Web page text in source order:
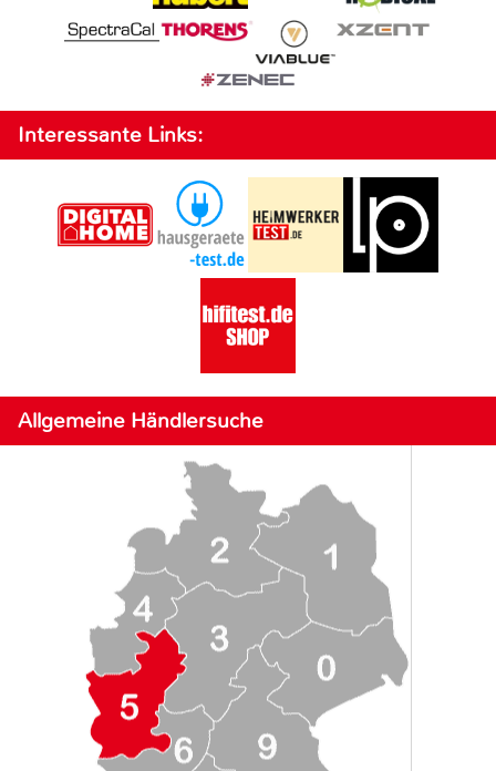
Interessante Links:
Allgemeine Händlersuche